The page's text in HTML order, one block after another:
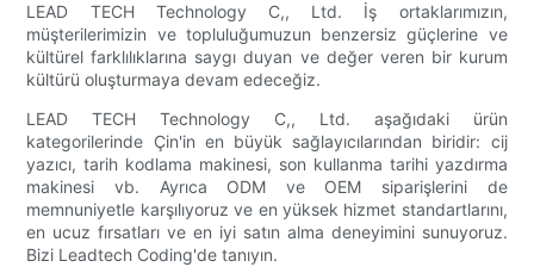
LEAD TECH Technology C,, Ltd. İş ortaklarımızın,
müşterilerimizin ve topluluğumuzun benzersiz güçlerine ve
kültürel farklılıklarına saygı duyan ve değer veren bir kurum
kültürü oluşturmaya devam edeceğiz.
LEAD TECH Technology C,, Ltd. aşağıdaki ürün
kategorilerinde Çin'in en büyük sağlayıcılarından biridir: cij
yazıcı, tarih kodlama makinesi, son kullanma tarihi yazdırma
makinesi vb. Ayrıca ODM ve OEM siparişlerini de
memnuniyetle karşılıyoruz ve en yüksek hizmet standartlarını,
en ucuz fırsatları ve en iyi satın alma deneyimini sunuyoruz.
Bizi Leadtech Coding'de tanıyın.